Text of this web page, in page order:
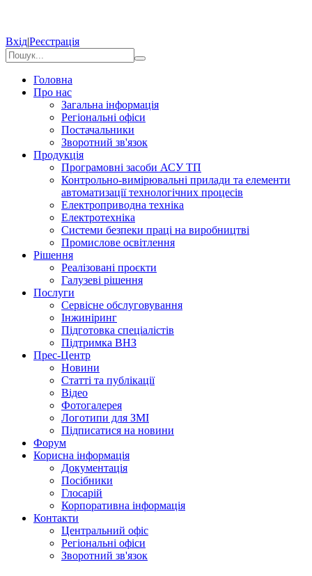
Вхід|Реєстрація
Головна
Про нас
Загальна інформація
Регіональні офіси
Постачальники
Зворотний зв'язок
Продукція
Програмовні засоби АСУ ТП
Контрольно-вимірювальні прилади та елементи
автоматизації технологічних процесів
Електроприводна техніка
Електротехніка
Системи безпеки праці на виробництві
Промислове освітлення
Рішення
Реалізовані проєкти
Галузеві рішення
Послуги
Сервісне обслуговування
Інжиніринг
Підготовка спеціалістів
Підтримка ВНЗ
Прес-Центр
Новини
Статті та публікації
Відео
Фотогалерея
Логотипи для ЗМІ
Підписатися на новини
Форум
Корисна інформація
Документація
Посібники
Глосарій
Корпоративна інформація
Контакти
Центральний офіс
Регіональні офіси
Зворотний зв'язок